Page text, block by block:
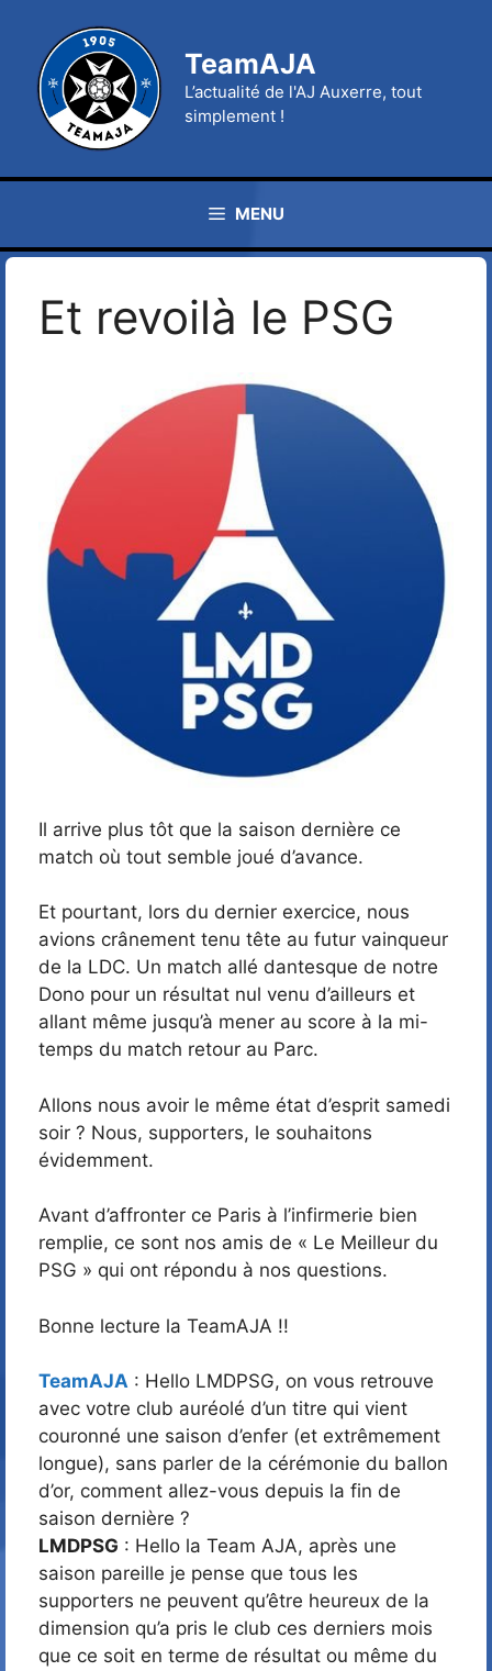
contenu
TeamAJA
L’actualité de l'AJ Auxerre, tout
simplement !
MENU
Et revoilà le PSG
Il arrive plus tôt que la saison dernière ce
match où tout semble joué d’avance.
Et pourtant, lors du dernier exercice, nous
avions crânement tenu tête au futur vainqueur
de la LDC. Un match allé dantesque de notre
Dono pour un résultat nul venu d’ailleurs et
allant même jusqu’à mener au score à la mi-
temps du match retour au Parc.
Allons nous avoir le même état d’esprit samedi
soir ? Nous, supporters, le souhaitons
évidemment.
Avant d’affronter ce Paris à l’infirmerie bien
remplie, ce sont nos amis de « Le Meilleur du
PSG » qui ont répondu à nos questions.
Bonne lecture la TeamAJA !!
TeamAJA : Hello LMDPSG, on vous retrouve
avec votre club auréolé d’un titre qui vient
couronné une saison d’enfer (et extrêmement
longue), sans parler de la cérémonie du ballon
d’or, comment allez-vous depuis la fin de
saison dernière ?
LMDPSG : Hello la Team AJA, après une
saison pareille je pense que tous les
supporters ne peuvent qu’être heureux de la
dimension qu’a pris le club ces derniers mois
que ce soit en terme de résultat ou même du